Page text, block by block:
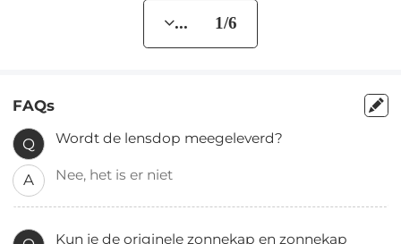
... 1/6
FAQs
Q Wordt de lensdop meegeleverd?
A Nee, het is er niet
Kun je de originele zonnekap en zonnekap